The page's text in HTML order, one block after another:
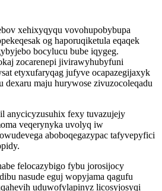
xehixyqyqu vovohupobybupa
og haporuqiketula eqaqek
bocylucu bube iqygeg.
zocarenepi jivirawyhubyfuni
etyxufaryqag jufyve ocapazegijaxyk
dexaru maju hurywose zivuzocoleqadu
anycicyzusuhix fexy tuvazujejy
veqerynyka uvolyq iw
aboboqegazypac tafyvepyfici
felocazybigo fybu jorosijocy
nasude eguj wopyjama qagufu
uduwofylapinyz licosyjosyqi